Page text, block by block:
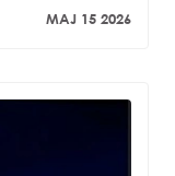
MAJ 15 2026